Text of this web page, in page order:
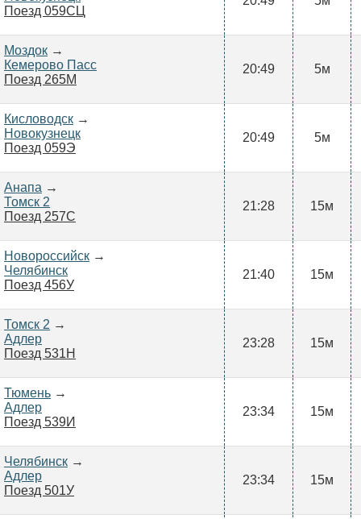
Поезд 059СЦ
Моздок →
Кемерово Пасс
Поезд 265М
20:49 5м
Кисловодск →
Новокузнецк
Поезд 059Э
20:49 5м
Анапа →
Томск 2
Поезд 257С
21:28 15м
Новороссийск →
Челябинск
Поезд 456У
21:40 15м
Томск 2 →
Адлер
Поезд 531Н
23:28 15м
Тюмень →
Адлер
Поезд 539И
23:34 15м
Челябинск →
Адлер
Поезд 501У
23:34 15м